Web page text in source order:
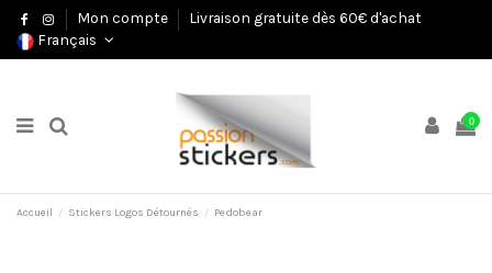
Mon compte
Livraison gratuite dès 60€ d'achat
Français
0
Accueil Stickers Logos Détournés Pedobear